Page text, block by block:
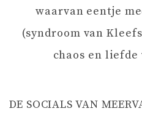
A
I
waarvan eentje
(syndroom van
chaos en liefde
DE SOCIALS VAN